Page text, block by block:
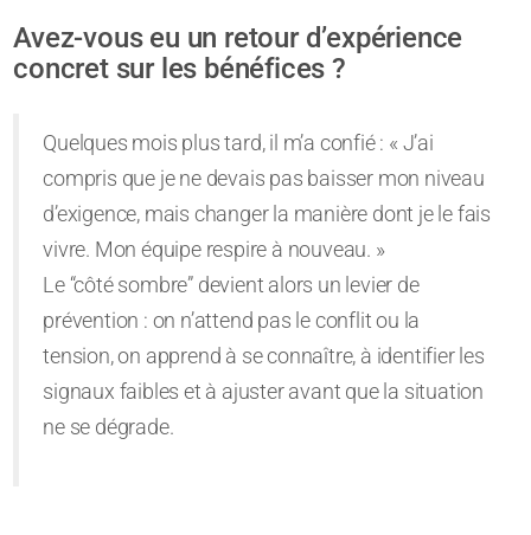
Avez-vous eu un retour d’expérience
concret sur les bénéfices ?
Quelques mois plus tard, il m’a confié : « J’ai
compris que je ne devais pas baisser mon niveau
d’exigence, mais changer la manière dont je le fais
vivre. Mon équipe respire à nouveau. »
Le “côté sombre” devient alors un levier de
prévention : on n’attend pas le conflit ou la
tension, on apprend à se connaître, à identifier les
signaux faibles et à ajuster avant que la situation
ne se dégrade.